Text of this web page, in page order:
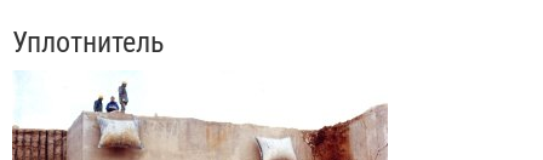
Уплотнитель